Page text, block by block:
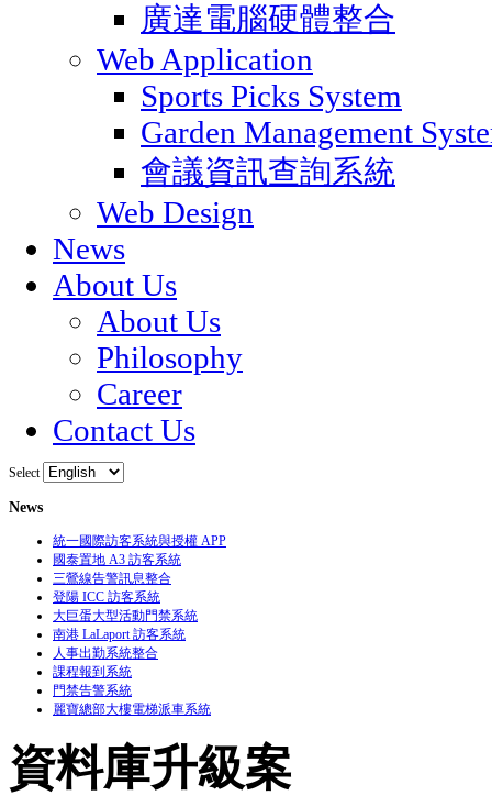
廣達電腦硬體整合
Web Application
Sports Picks System
Garden Management
會議資訊查詢系統
Web Design
News
About Us
About Us
Philosophy
Career
Contact Us
Select
News
統一國際訪客系統與授權 APP
國泰置地 A3 訪客系統
三鶯線告警訊息整合
登陽 ICC 訪客系統
大巨蛋大型活動門禁系統
南港 LaLaport 訪客系統
人事出勤系統整合
課程報到系統
門禁告警系統
麗寶總部大樓電梯派車系統
資料庫升級案